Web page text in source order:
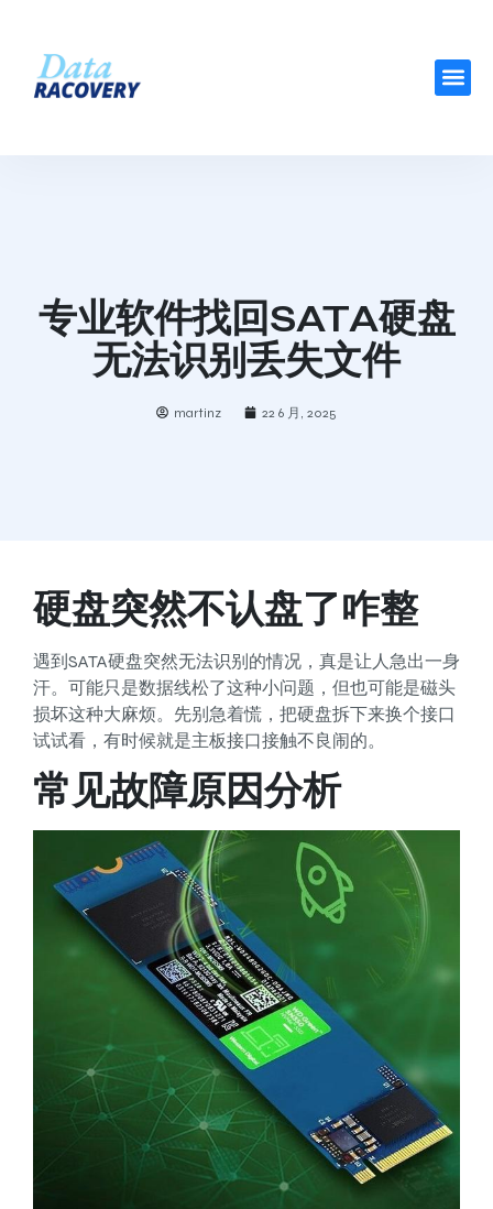
专业软件找回SATA硬盘
无法识别丢失文件
martinz 22 6 月, 2025
硬盘突然不认盘了咋整
遇到SATA硬盘突然无法识别的情况，真是让人急出一身
汗。可能只是数据线松了这种小问题，但也可能是磁头
损坏这种大麻烦。先别急着慌，把硬盘拆下来换个接口
试试看，有时候就是主板接口接触不良闹的。
常见故障原因分析